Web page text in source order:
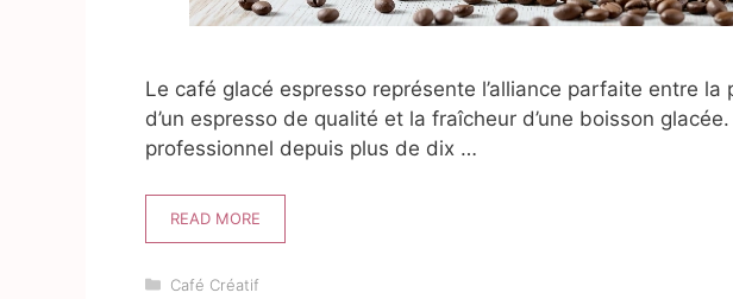
Le café glacé espresso représente l’alliance parfaite entre la
d’un espresso de qualité et la fraîcheur d’une boisson
professionnel depuis plus de dix …
READ MORE
Catégories
Café Créatif